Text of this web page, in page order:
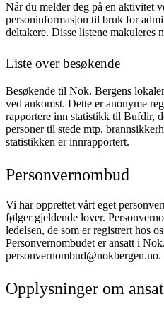
Når du melder deg på en aktivitet
personinformasjon til bruk for
deltakere. Disse listene makuleres
Liste over besøkende
Besøkende til Nok. Bergens
ved ankomst. Dette er anonyme
rapportere inn statistikk til Bufdir,
personer til stede mtp.
statistikken er innrapportert.
Personvernombud
Vi har opprettet vårt eget
følger gjeldende lover.
ledelsen, de som er registrert hos
Personvernombudet er ansatt i
personvernombud@nokbergen.no.
Opplysninger om